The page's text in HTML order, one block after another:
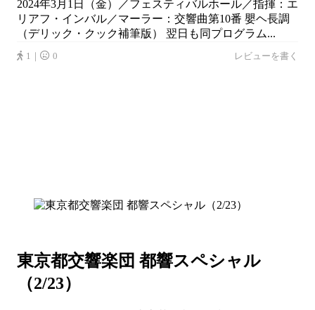
2024年3月1日（金）／フェスティバルホール／指揮：エ
リアフ・インバル／マーラー：交響曲第10番 嬰ヘ長調
（デリック・クック補筆版） 翌日も同プログラム...
1｜ 0 レビューを書く
東京都交響楽団 都響スペシャル
（2/23）